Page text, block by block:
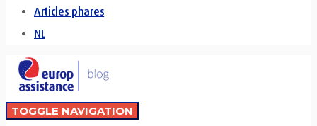
Articles phares
NL
TOGGLE NAVIGATION